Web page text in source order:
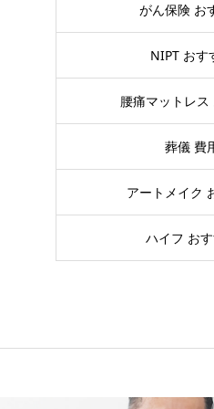
がん保険 お
NIPT おす
腰痛マットレス
葬儀 費
アートメイク
ハイフ お